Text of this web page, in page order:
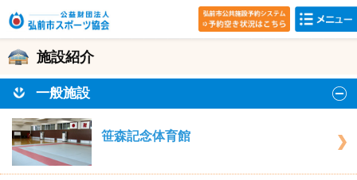
施設紹介
一般施設
笹森記念体育館